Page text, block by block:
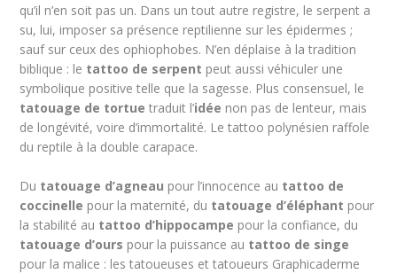
qu’il n’en soit pas un. Dans un tout autre registre, le serpent a
su, lui, imposer sa présence reptilienne sur les épidermes ;
sauf sur ceux des ophiophobes. N’en déplaise à la tradition
biblique : le tattoo de serpent peut aussi véhiculer une
symbolique positive telle que la sagesse. Plus consensuel, le
tatouage de tortue traduit l’idée non pas de lenteur, mais
de longévité, voire d’immortalité. Le tattoo polynésien raffole
du reptile à la double carapace.
Du tatouage d’agneau pour l’innocence au tattoo de
coccinelle pour la maternité, du tatouage d’éléphant pour
la stabilité au tattoo d’hippocampe pour la confiance, du
tatouage d’ours pour la puissance au tattoo de singe
pour la malice : les tatoueuses et tatoueurs Graphicaderme